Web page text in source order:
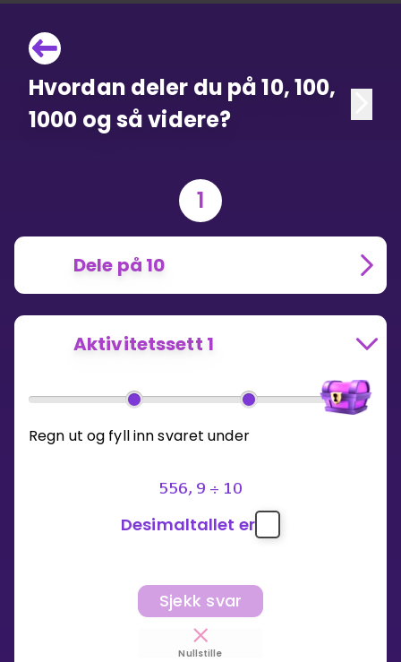
Hvordan deler du på 10, 100,
1000 og så videre?
1
Dele på 10
Aktivitetssett 1
Regn ut og fyll inn svaret under
556, 9 ÷ 10
Desimaltallet er
Sjekk svar
Nullstille